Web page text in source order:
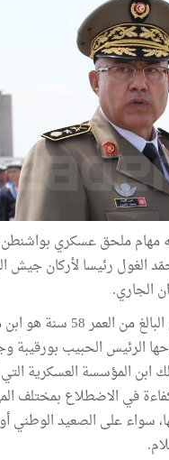
محمّد الغول رئيسا لأركان جيش
وأمير اللواء محمد الغول البالغ من
الرئيس الحبيب بورقيبة
ابن المؤسسة العسكرية
في الاضطلاع بمختلف
سواء على الصعيد الوطني